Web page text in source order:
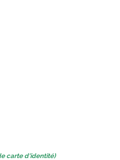
carte d'identité)